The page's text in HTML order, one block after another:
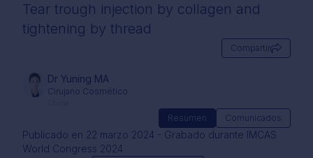
Tear trough injection by collagen and
tightening by thread
Compartir
Dr Yuning MA
Cirujano Cosmético
Resumen Comunicados
Publicado en 22 marzo 2024 - Grabado durante IMCAS
World Congress 2024